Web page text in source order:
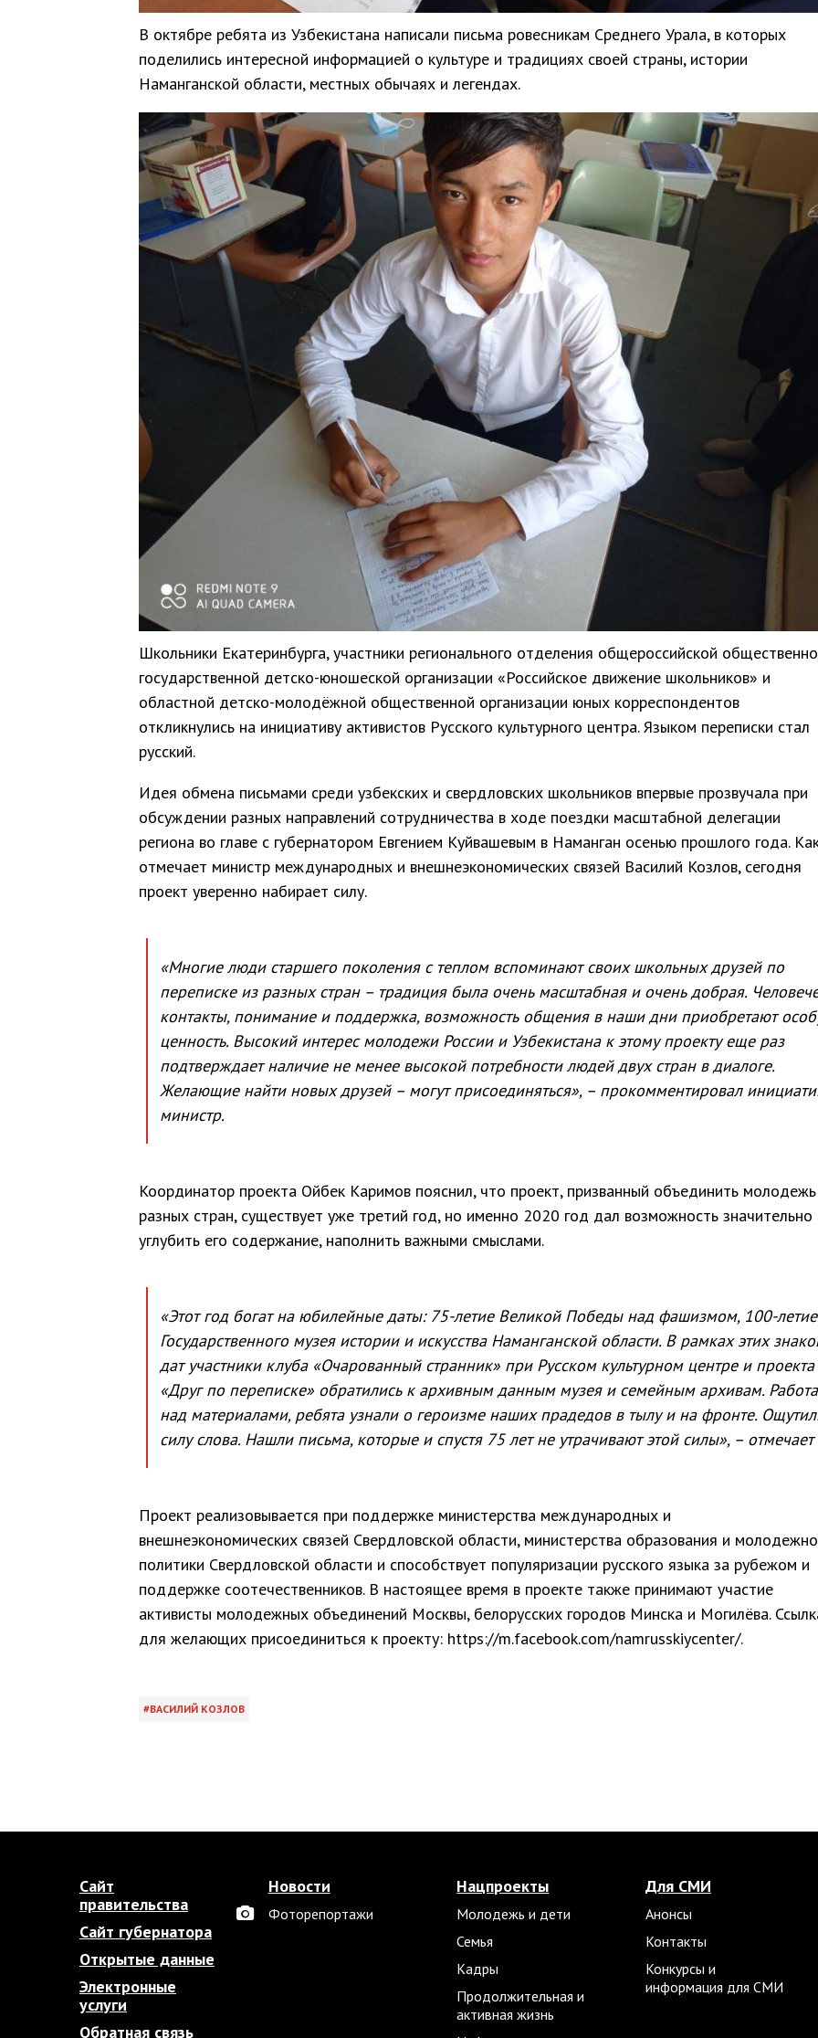
В октябре ребята из Узбекистана написали письма ровесникам Среднего Урала, в которых
поделились интересной информацией о культуре и традициях своей страны, истории
Наманганской области, местных обычаях и легендах.
Школьники Екатеринбурга, участники регионального отделения общероссийской
государственной детско-юношеской организации «Российское движение школьников» и
областной детско-молодёжной общественной организации юных корреспондентов
откликнулись на инициативу активистов Русского культурного центра. Языком переписки стал
русский.
Идея обмена письмами среди узбекских и свердловских школьников впервые прозвучала при
обсуждении разных направлений сотрудничества в ходе поездки масштабной делегации
региона во главе с губернатором Евгением Куйвашевым в Наманган осенью прошлого года.
отмечает министр международных и внешнеэкономических связей Василий Козлов, сегодня
проект уверенно набирает силу.
«Многие люди старшего поколения с теплом вспоминают своих школьных друзей по
переписке из разных стран – традиция была очень масштабная и очень добрая.
контакты, понимание и поддержка, возможность общения в наши дни приобретают
ценность. Высокий интерес молодежи России и Узбекистана к этому проекту еще раз
подтверждает наличие не менее высокой потребности людей двух стран в диалоге.
Желающие найти новых друзей – могут присоединяться», – прокомментировал
министр.
Координатор проекта Ойбек Каримов пояснил, что проект, призванный объединить молодежь
разных стран, существует уже третий год, но именно 2020 год дал возможность значительно
углубить его содержание, наполнить важными смыслами.
«Этот год богат на юбилейные даты: 75-летие Великой Победы над фашизмом, 100-летие
Государственного музея истории и искусства Наманганской области. В рамках этих
дат участники клуба «Очарованный странник» при Русском культурном центре и проекта
«Друг по переписке» обратились к архивным данным музея и семейным архивам.
над материалами, ребята узнали о героизме наших прадедов в тылу и на фронте.
силу слова. Нашли письма, которые и спустя 75 лет не утрачивают этой силы», –
Проект реализовывается при поддержке министерства международных и
внешнеэкономических связей Свердловской области, министерства образования и
политики Свердловской области и способствует популяризации русского языка за рубежом и
поддержке соотечественников. В настоящее время в проекте также принимают участие
активисты молодежных объединений Москвы, белорусских городов Минска и Могилёва.
для желающих присоединиться к проекту: https://m.facebook.com/namrusskiycenter/.
ВАСИЛИЙ КОЗЛОВ
Сайт
правительства
Сайт губернатора
Открытые данные
Электронные
услуги
Обратная связь
Новости
Фоторепортажи
Нацпроекты
Молодежь и дети
Семья
Кадры
Продолжительная и
активная жизнь
Для СМИ
Анонсы
Контакты
Конкурсы и
информация для СМИ